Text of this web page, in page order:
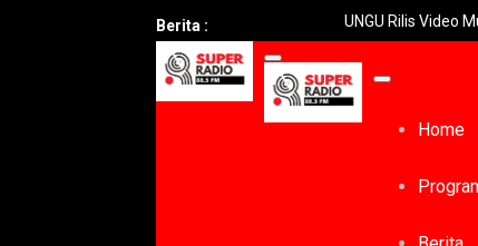
Berita : UNGU Rilis Video Musik “Utara-
Home